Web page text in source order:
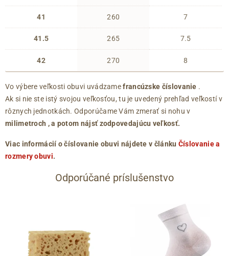
41
41.5
42
260
265
270
7
7.5
8
Vo výbere veľkosti obuvi uvádzamefrancúzske číslovanie .
Ak si nie ste istý svojou veľkosťou, tu je uvedený prehľad veľkostí v
rôznych jednotkách. Odporúčame Vám zmerať si nohu v
milimetroch , a potom nájsť zodpovedajúcu veľkosť.
Viac informácií o číslovanie obuvi nájdete v článku Číslovanie a
rozmery obuvi.
Odporúčané príslušenstvo